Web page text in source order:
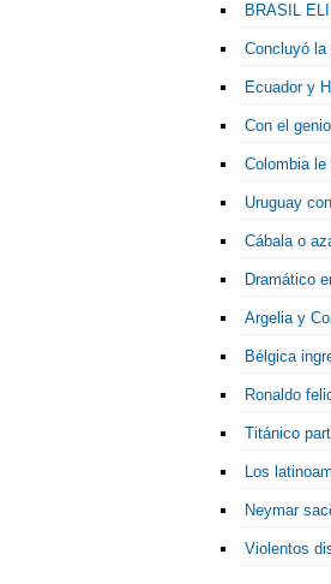
BRASIL
Concluyó
Ecuador y
Con el
Colombia
Uruguay
Cábala o
Dramático
Argelia y
Bélgica
Ronaldo
Titánico
Los
Neymar
Violentos